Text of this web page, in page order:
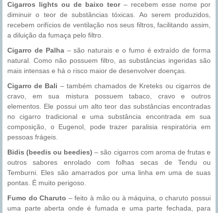
Cigarros lights ou de baixo teor– recebem esse nome por
diminuir o teor de substâncias tóxicas. Ao serem produzidos,
recebem orifícios de ventilação nos seus filtros, facilitando assim,
a diluição da fumaça pelo filtro.
Cigarro de Palha– são naturais e o fumo é extraído de forma
natural. Como não possuem filtro, as substâncias ingeridas são
mais intensas e há o risco maior de desenvolver doenças.
Cigarro de Bali – também chamados de Kreteks ou cigarros de
cravo, em sua mistura possuem tabaco, cravo e outros
elementos. Ele possui um alto teor das substâncias encontradas
no cigarro tradicional e uma substância encontrada em sua
composição, o Eugenol, pode trazer paralisia respiratória em
pessoas frágeis.
Bidis (beedis ou beedies) – são cigarros com aroma de frutas e
outros sabores enrolado com folhas secas de Tendu ou
Temburni. Eles são amarrados por uma linha em uma de suas
pontas. É muito perigoso.
Fumo do Charuto – feito à mão ou à máquina, o charuto possui
uma parte aberta onde é fumada e uma parte fechada, para